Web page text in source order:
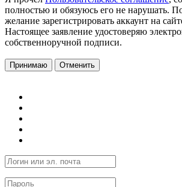
полностью и обязуюсь его не нарушать.
желание зарегистрировать аккаунт на
Настоящее заявление удостоверяю
собственноручной подписи.
Принимаю Отменить